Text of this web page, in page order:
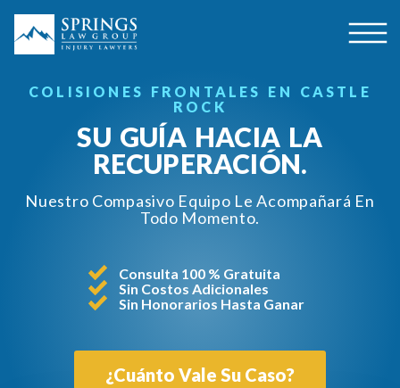
COLISIONES FRONTALES EN CASTLE
ROCK
SU GUÍA HACIA LA
RECUPERACIÓN.
Nuestro Compasivo Equipo Le Acompañará En
Todo Momento.
Consulta 100 % Gratuita
Sin Costos Adicionales
Sin Honorarios Hasta Ganar
¿Cuánto Vale Su Caso?